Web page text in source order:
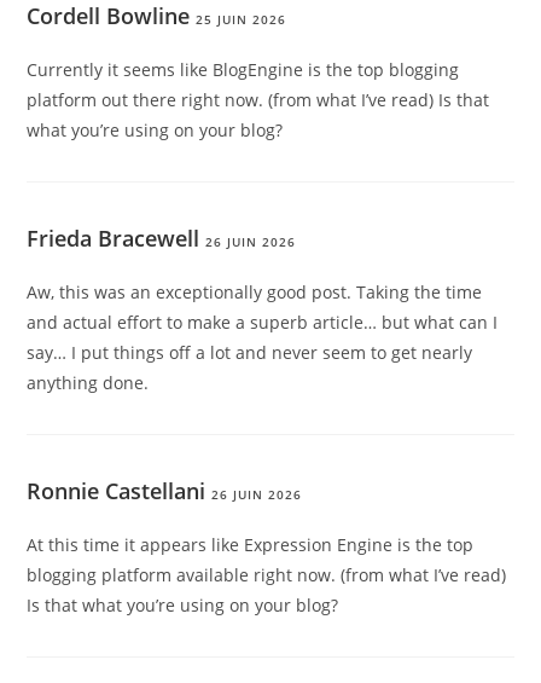
Cordell Bowline 25 JUIN 2026
Currently it seems like BlogEngine is the top blogging
platform out there right now. (from what I’ve read) Is that
what you’re using on your blog?
Frieda Bracewell 26 JUIN 2026
Aw, this was an exceptionally good post. Taking the time
and actual effort to make a superb article… but what can I
say… I put things off a lot and never seem to get nearly
anything done.
Ronnie Castellani 26 JUIN 2026
At this time it appears like Expression Engine is the top
blogging platform available right now. (from what I’ve read)
Is that what you’re using on your blog?